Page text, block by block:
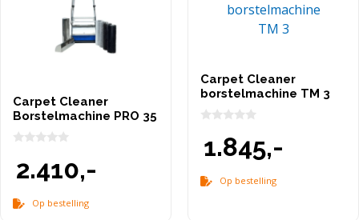
Carpet Cleaner
Borstelmachine PRO 35
v
a2.410,-
Op bestelling
Carpet Cleaner
borstelmachine TM 3
a1.845,-
Op bestelling